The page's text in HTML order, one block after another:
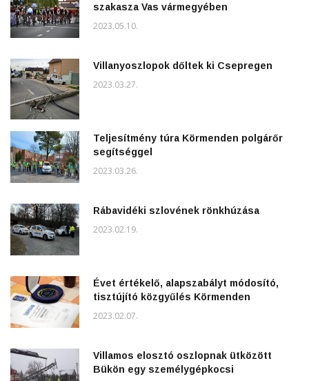
szakasza Vas vármegyében
2023.05.10.
Villanyoszlopok dőltek ki Csepregen
2023.03.27.
Teljesítmény túra Körmenden polgárőr
segítséggel
2023.03.26.
Rábavidéki szlovének rönkhúzása
2023.02.19.
Évet értékelő, alapszabályt módosító,
tisztújító közgyűlés Körmenden
2023.02.07.
Villamos elosztó oszlopnak ütközött
Bükön egy személygépkocsi